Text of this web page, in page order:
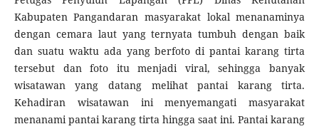
Kabupaten Pangandaran masyarakat lokal menanaminya
dengan cemara laut yang ternyata tumbuh dengan baik
dan suatu waktu ada yang berfoto di pantai karang tirta
tersebut dan foto itu menjadi viral, sehingga banyak
wisatawan yang datang melihat pantai karang tirta.
Kehadiran wisatawan ini menyemangati masyarakat
menanami pantai karang tirta hingga saat ini. Pantai karang